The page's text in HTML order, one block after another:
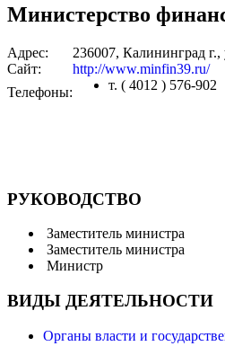
Министерство
Адрес:
236007, Калининград
Сайт:
http://www.minfin39.ru/
Телефоны:
т. ( 4012 ) 576-902
РУКОВОДСТВО
Заместитель министра
Заместитель министра
Министр
ВИДЫ ДЕЯТЕЛЬНОСТИ
Органы власти и